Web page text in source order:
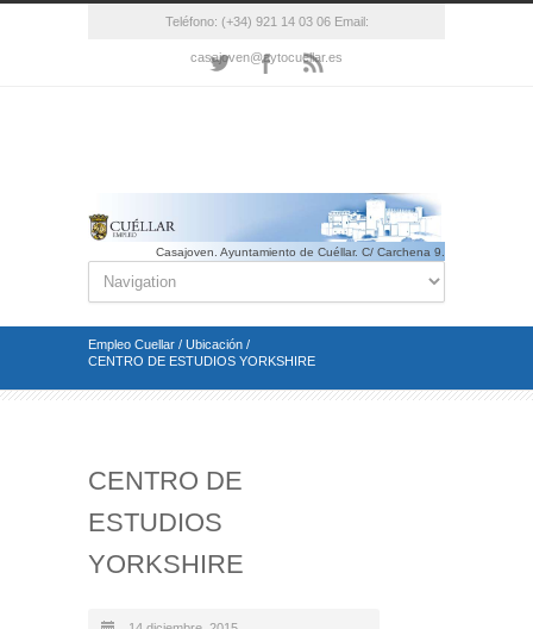
Teléfono: (+34) 921 14 03 06 Email:
casajoven@aytocuellar.es
Casajoven. Ayuntamiento de Cuéllar. C/ Carchena 9.
Empleo Cuellar / Ubicación /
CENTRO DE ESTUDIOS YORKSHIRE
CENTRO DE
ESTUDIOS
YORKSHIRE